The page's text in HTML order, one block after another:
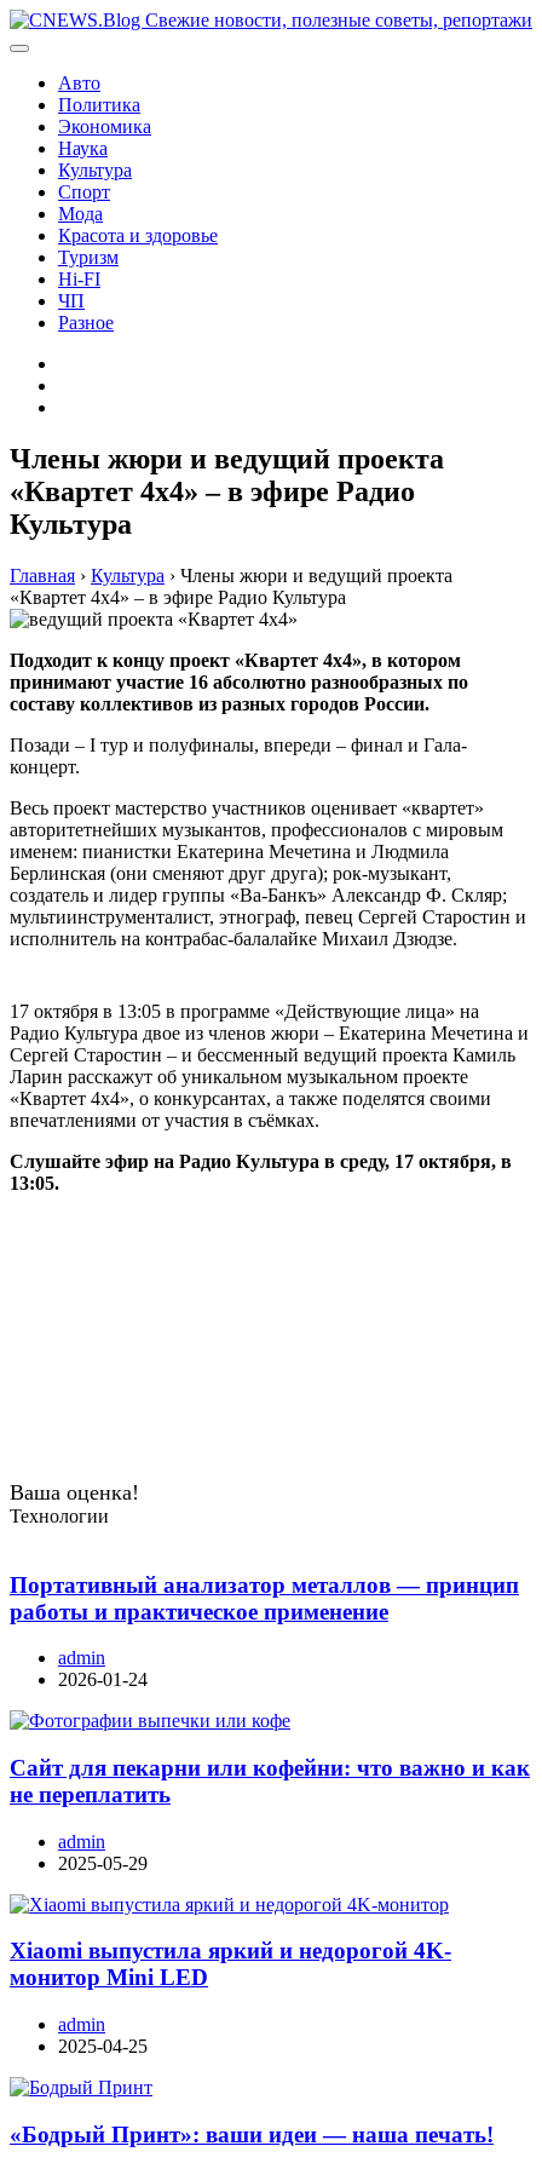
Перейти
к
Авто
Политика
Экономика
Наука
Культура
Спорт
Мода
Красота и здоровье
Туризм
Hi-FI
ЧП
Разное
Члены жюри и ведущий проекта
«Квартет 4х4» – в эфире Радио
Культура
Главная › Культура › Члены жюри и ведущий проекта
«Квартет 4х4» – в эфире Радио Культура
Подходит к концу проект «Квартет 4х4», в котором
принимают участие 16 абсолютно разнообразных по
составу коллективов из разных городов России.
Позади – I тур и полуфиналы, впереди – финал и Гала-
концерт.
Весь проект мастерство участников оценивает «квартет»
авторитетнейших музыкантов, профессионалов с мировым
именем: пианистки Екатерина Мечетина и Людмила
Берлинская (они сменяют друг друга); рок-музыкант,
создатель и лидер группы «Ва-Банкъ» Александр Ф. Скляр;
мультиинструменталист, этнограф, певец Сергей Старостин и
исполнитель на контрабас-балалайке Михаил Дзюдзе.
17 октября в 13:05 в программе «Действующие лица» на
Радио Культура двое из членов жюри – Екатерина Мечетина и
Сергей Старостин – и бессменный ведущий проекта Камиль
Ларин расскажут об уникальном музыкальном проекте
«Квартет 4х4», о конкурсантах, а также поделятся своими
впечатлениями от участия в съёмках.
Слушайте эфир на Радио Культура в среду, 17 октября, в
13:05.
Ваша оценка!
Технологии
Портативный анализатор металлов — принцип
работы и практическое применение
admin
2026-01-24
Сайт для пекарни или кофейни: что важно и как
не переплатить
admin
2025-05-29
Xiaomi выпустила яркий и недорогой 4K-
монитор Mini LED
admin
2025-04-25
«Бодрый Принт»: ваши идеи — наша печать!